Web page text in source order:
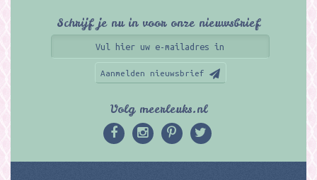
Schrijf je nu in voor onze nieuwsbrief
Aanmelden nieuwsbrief
Volg meerleuks.nl